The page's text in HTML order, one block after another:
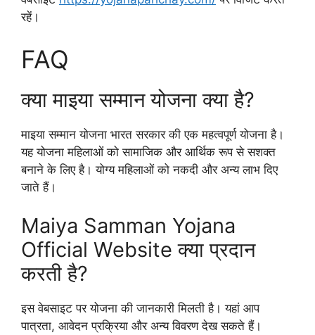
रहें।
FAQ
क्या माइया सम्मान योजना क्या है?
माइया सम्मान योजना भारत सरकार की एक महत्वपूर्ण योजना है।
यह योजना महिलाओं को सामाजिक और आर्थिक रूप से सशक्त
बनाने के लिए है। योग्य महिलाओं को नकदी और अन्य लाभ दिए
जाते हैं।
Maiya Samman Yojana
Official Website क्या प्रदान
करती है?
इस वेबसाइट पर योजना की जानकारी मिलती है। यहां आप
पात्रता, आवेदन प्रक्रिया और अन्य विवरण देख सकते हैं।